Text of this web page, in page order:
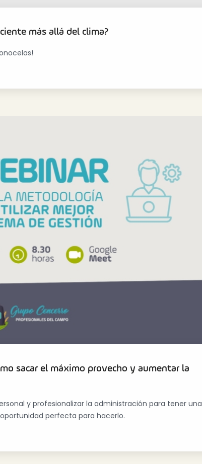
más allá del clima?
sacar el máximo provecho y aumentar la
y profesionalizar la administración para tener una
perfecta para hacerlo.